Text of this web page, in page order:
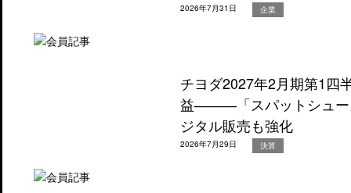
2026年7月31日 企業
チヨダ2027年2月期第1四
益―――「スパットシュー
ジタル販売も強化
2026年7月29日 決算